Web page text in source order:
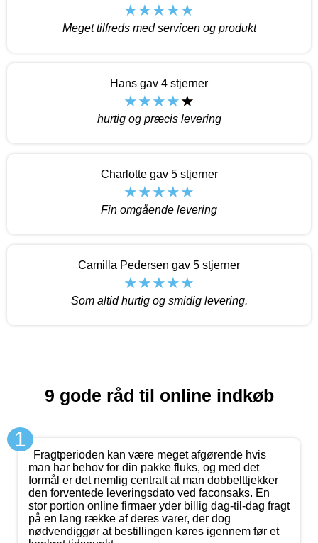
Meget tilfreds med servicen og produkt
Hans gav 4 stjerner
hurtig og præcis levering
Charlotte gav 5 stjerner
Fin omgående levering
Camilla Pedersen gav 5 stjerner
Som altid hurtig og smidig levering.
9 gode råd til online indkøb
1
Fragtperioden kan være meget afgørende hvis
man har behov for din pakke fluks, og med det
formål er det nemlig centralt at man dobbelttjekker
den forventede leveringsdato ved faconsaks. En
stor portion online firmaer yder billig dag-til-dag fragt
på en lang række af deres varer, der dog
nødvendiggør at bestillingen køres igennem før et